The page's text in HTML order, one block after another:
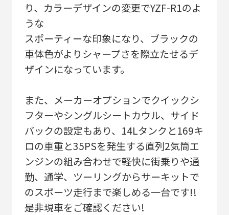
り、カラーデザインの変更でYZF-R1のよ
うな
スポーティーな印象になり、ブラックの
車体色がよりシャープさを際立たせるデ
ザインになっています。
また、メーカーオプションでクイックシ
フターやシングルシートカウル、サイド
バックの設定もあり、14Lタンクと169キ
ロの車重と35PSを発生する直列2気筒エ
ンジンの組み合わせで軽快に街乗りや通
勤、通学、ツーリングからサーキットで
のスポーツ走行まで楽しめる一台です!!
是非現車をご確認ください!